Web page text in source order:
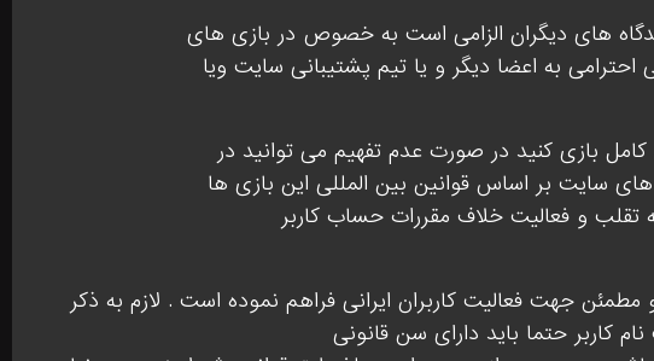
های دیگران الزامی است به خصوص در بازی های
به اعضا دیگر و یا تیم پشتیبانی سایت ویا
بازی کنید در صورت عدم تفهیم می توانید در
سایت بر اساس قوانین بین المللی این بازی ها
و فعالیت خلاف مقررات حساب کاربر
جهت فعالیت کاربران ایرانی فراهم نموده است . لازم به ذکر
کاربر حتما باید دارای سن قانونی